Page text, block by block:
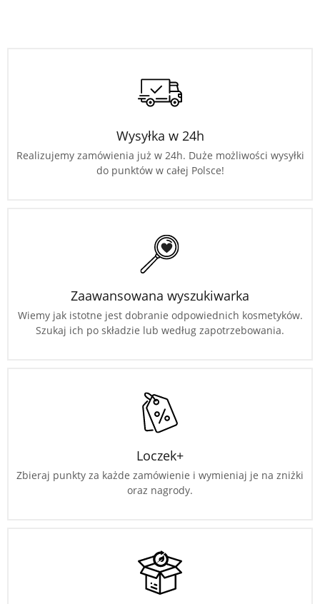
Wysyłka w 24h
Realizujemy zamówienia już w 24h. Duże możliwości wysyłki
do punktów w całej Polsce!
Zaawansowana wyszukiwarka
Wiemy jak istotne jest dobranie odpowiednich kosmetyków.
Szukaj ich po składzie lub według zapotrzebowania.
Loczek+
Zbieraj punkty za każde zamówienie i wymieniaj je na zniżki
oraz nagrody.